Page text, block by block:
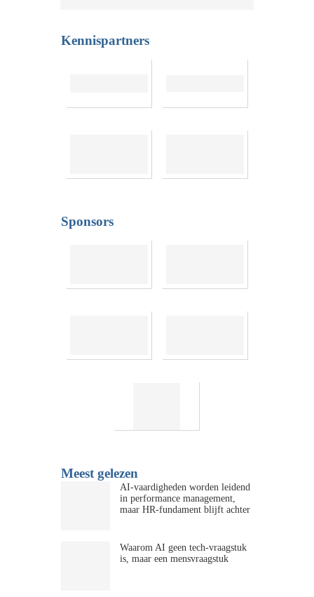
Kennispartners
Sponsors
Meest gelezen
AI-vaardigheden worden leidend
in performance management,
maar HR-fundament blijft achter
Waarom AI geen tech-vraagstuk
is, maar een mensvraagstuk